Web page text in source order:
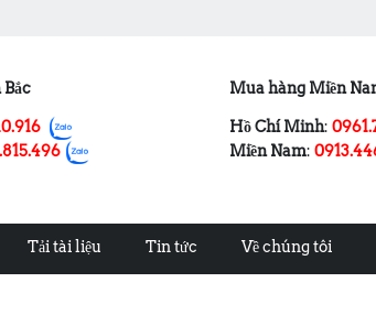
Mua hàng Miền
Hồ Chí Minh:
Miền Nam:
Tải tài liệu Tin tức Về chúng tôi